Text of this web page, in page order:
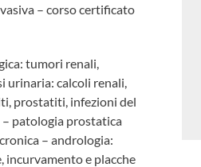
– corso certificato
tumori renali,
urinaria: calcoli renali,
prostatiti, infezioni del
patologia prostatica
– andrologia:
incurvamento e placche